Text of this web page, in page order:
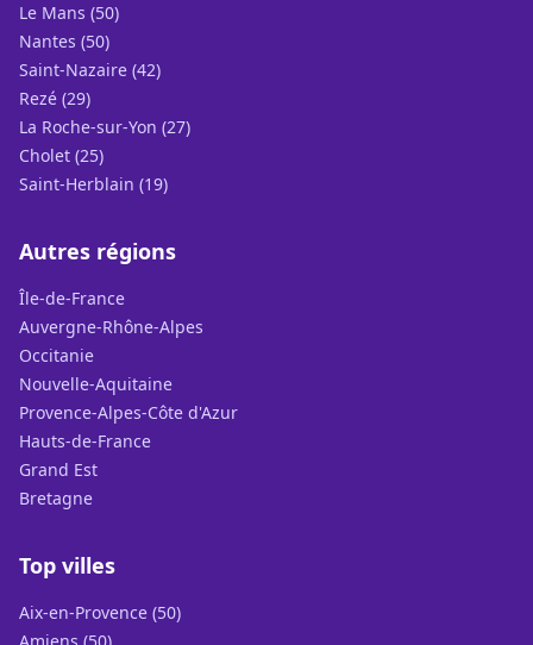
Le Mans (50)
Nantes (50)
Saint-Nazaire (42)
Rezé (29)
La Roche-sur-Yon (27)
Cholet (25)
Saint-Herblain (19)
Autres régions
Île-de-France
Auvergne-Rhône-Alpes
Occitanie
Nouvelle-Aquitaine
Provence-Alpes-Côte d'Azur
Hauts-de-France
Grand Est
Bretagne
Top villes
Aix-en-Provence (50)